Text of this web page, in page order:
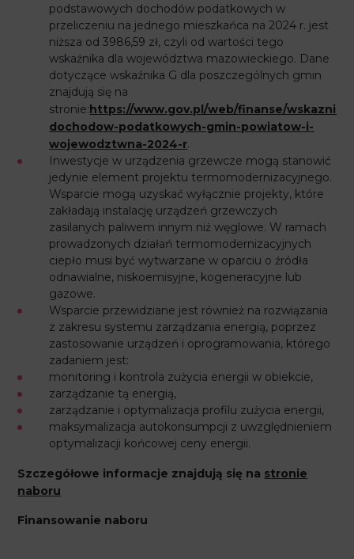
podstawowych dochodów podatkowych w
przeliczeniu na jednego mieszkańca na 2024 r. jest
niższa od 3986,59 zł, czyli od wartości tego
wskaźnika dla województwa mazowieckiego. Dane
dotyczące wskaźnika G dla poszczególnych gmin
znajdują się na
stronie:https://www.gov.pl/web/finanse/wskazniki-
dochodow-podatkowych-gmin-powiatow-i-
wojewodztwna-2024-r.
Inwestycje w urządzenia grzewcze mogą stanowić
jedynie element projektu termomodernizacyjnego.
Wsparcie mogą uzyskać wyłącznie projekty, które
zakładają instalację urządzeń grzewczych
zasilanych paliwem innym niż węglowe. W ramach
prowadzonych działań termomodernizacyjnych
ciepło musi być wytwarzane w oparciu o źródła
odnawialne, niskoemisyjne, kogeneracyjne lub
gazowe.
Wsparcie przewidziane jest również na rozwiązania
z zakresu systemu zarządzania energią, poprzez
zastosowanie urządzeń i oprogramowania, którego
zadaniem jest:
monitoring i kontrola zużycia energii w obiekcie,
zarządzanie tą energią,
zarządzanie i optymalizacja profilu zużycia energii,
maksymalizacja autokonsumpcji z uwzględnieniem
optymalizacji końcowej ceny energii.
Szczegółowe informacje znajdują się na stronie
naboru
Finansowanie naboru